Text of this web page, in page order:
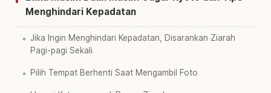
Menghindari Kepadatan
Jika Ingin Menghindari Kepadatan, Disarankan Ziarah
Pagi-pagi Sekali
Pilih Tempat Berhenti Saat Mengambil Foto